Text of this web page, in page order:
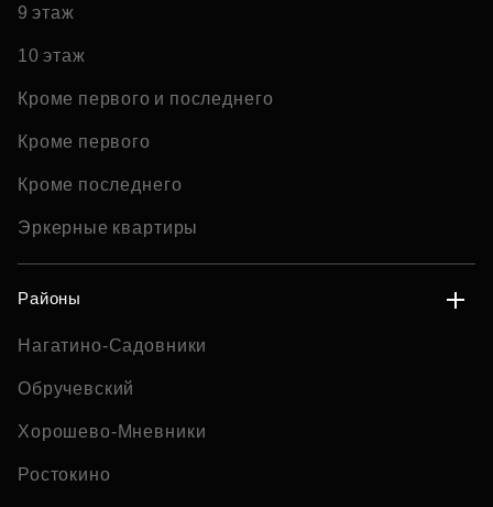
9 этаж
10 этаж
Кроме первого и последнего
Кроме первого
Кроме последнего
Эркерные квартиры
Районы
Нагатино-Садовники
Обручевский
Хорошево-Мневники
Ростокино